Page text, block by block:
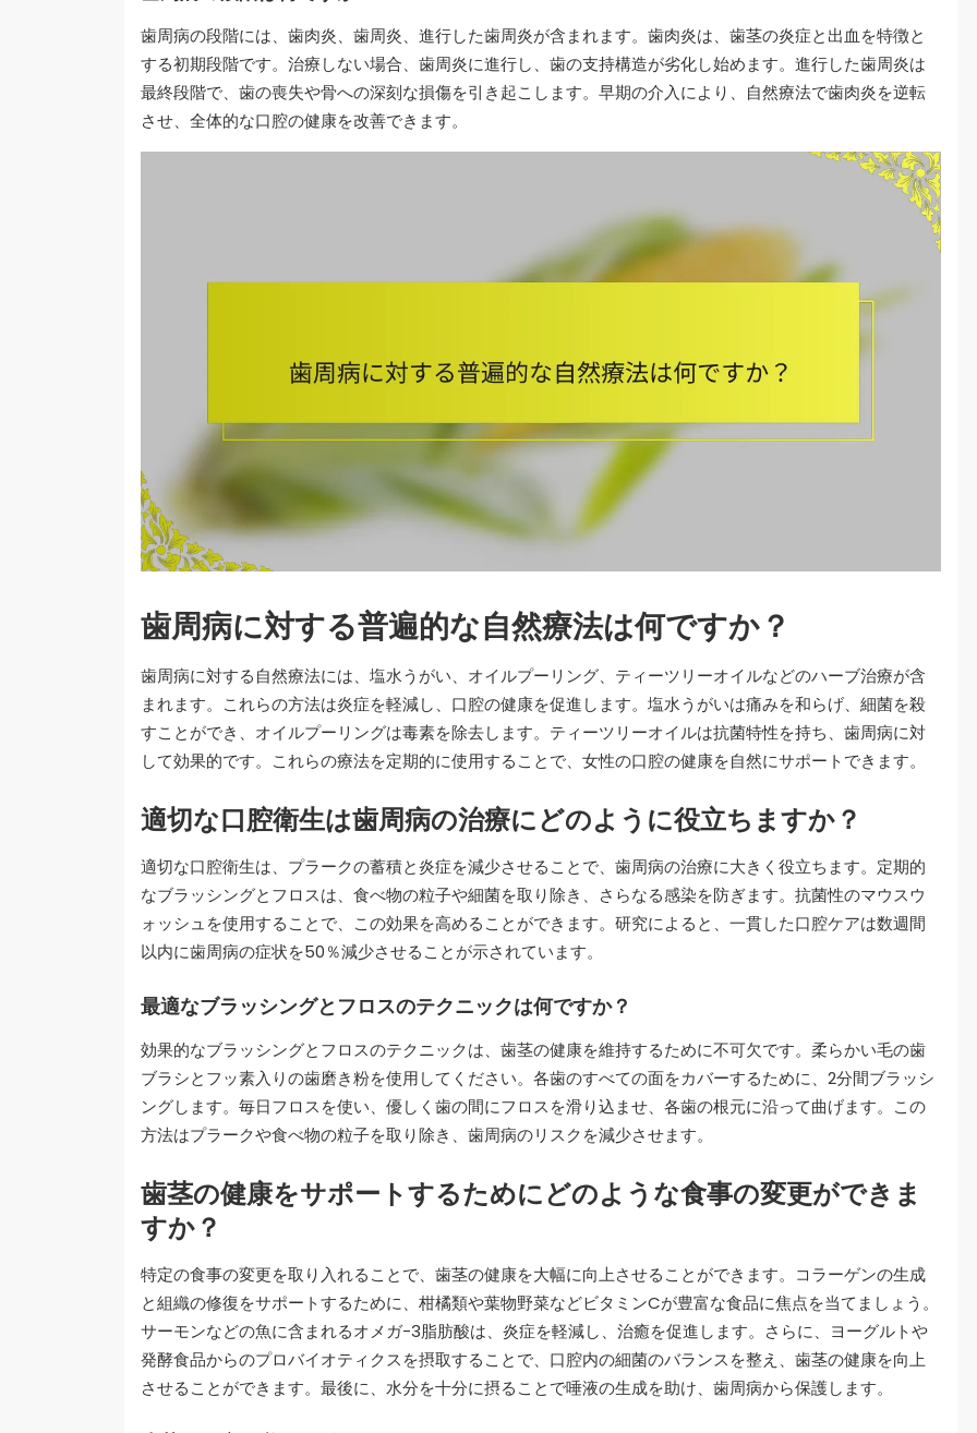
歯周病の段階には、歯肉炎、歯周炎、進行した歯周炎が含まれます。歯肉炎は、歯茎の炎症と出血を特徴と
する初期段階です。治療しない場合、歯周炎に進行し、歯の支持構造が劣化し始めます。進行した歯周炎は
最終段階で、歯の喪失や骨への深刻な損傷を引き起こします。早期の介入により、自然療法で歯肉炎を逆転
させ、全体的な口腔の健康を改善できます。
歯周病に対する普遍的な自然療法は何ですか？
歯周病に対する自然療法には、塩水うがい、オイルプーリング、ティーツリーオイルなどのハーブ治療が含
まれます。これらの方法は炎症を軽減し、口腔の健康を促進します。塩水うがいは痛みを和らげ、細菌を殺
すことができ、オイルプーリングは毒素を除去します。ティーツリーオイルは抗菌特性を持ち、歯周病に対
して効果的です。これらの療法を定期的に使用することで、女性の口腔の健康を自然にサポートできます。
適切な口腔衛生は歯周病の治療にどのように役立ちますか？
適切な口腔衛生は、プラークの蓄積と炎症を減少させることで、歯周病の治療に大きく役立ちます。定期的
なブラッシングとフロスは、食べ物の粒子や細菌を取り除き、さらなる感染を防ぎます。抗菌性のマウスウ
ォッシュを使用することで、この効果を高めることができます。研究によると、一貫した口腔ケアは数週間
以内に歯周病の症状を50％減少させることが示されています。
最適なブラッシングとフロスのテクニックは何ですか？
効果的なブラッシングとフロスのテクニックは、歯茎の健康を維持するために不可欠です。柔らかい毛の歯
ブラシとフッ素入りの歯磨き粉を使用してください。各歯のすべての面をカバーするために、2分間ブラッシ
ングします。毎日フロスを使い、優しく歯の間にフロスを滑り込ませ、各歯の根元に沿って曲げます。この
方法はプラークや食べ物の粒子を取り除き、歯周病のリスクを減少させます。
歯茎の健康をサポートするためにどのような食事の変更ができま
すか？
特定の食事の変更を取り入れることで、歯茎の健康を大幅に向上させることができます。コラーゲンの生成
と組織の修復をサポートするために、柑橘類や葉物野菜などビタミンCが豊富な食品に焦点を当てましょう。
サーモンなどの魚に含まれるオメガ-3脂肪酸は、炎症を軽減し、治癒を促進します。さらに、ヨーグルトや
発酵食品からのプロバイオティクスを摂取することで、口腔内の細菌のバランスを整え、歯茎の健康を向上
させることができます。最後に、水分を十分に摂ることで唾液の生成を助け、歯周病から保護します。